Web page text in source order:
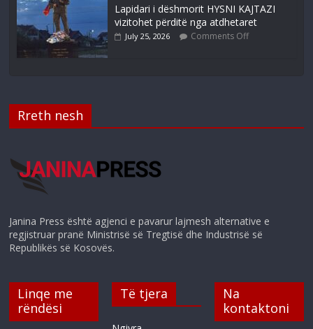
Lapidari i dëshmorit HYSNI KAJTAZI
vizitohet përditë nga atdhetaret
July 25, 2026 Comments Off
Rreth nesh
Janina Press është agjenci e pavarur lajmesh alternative e
regjistruar pranë Ministrisë së Tregtisë dhe Industrisë së
Republikës së Kosovës.
Linqe me
rëndësi
Të tjera
Na
kontaktoni